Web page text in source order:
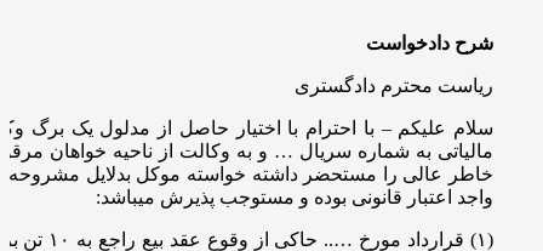
شرح دادخواست
ریاست محترم دادگستری
سلام علیکم – با احترام با اختیار حاصل از مدلول یک برگ
مالیاتی به شماره سریال … و به وکالت از ناحیه خواهان
خاطر عالی را مستحضر داشته خواسته موکل بدلایل مشروحه
واجد اعتبار قانونی بوده و مستوجب پذیرش میباشد:
(۱) قرارداد